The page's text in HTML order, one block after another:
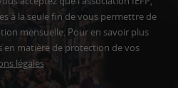
à la seule fin de vous permettre de
mensuelle. Pour en savoir plus
matière de protection de vos
légales